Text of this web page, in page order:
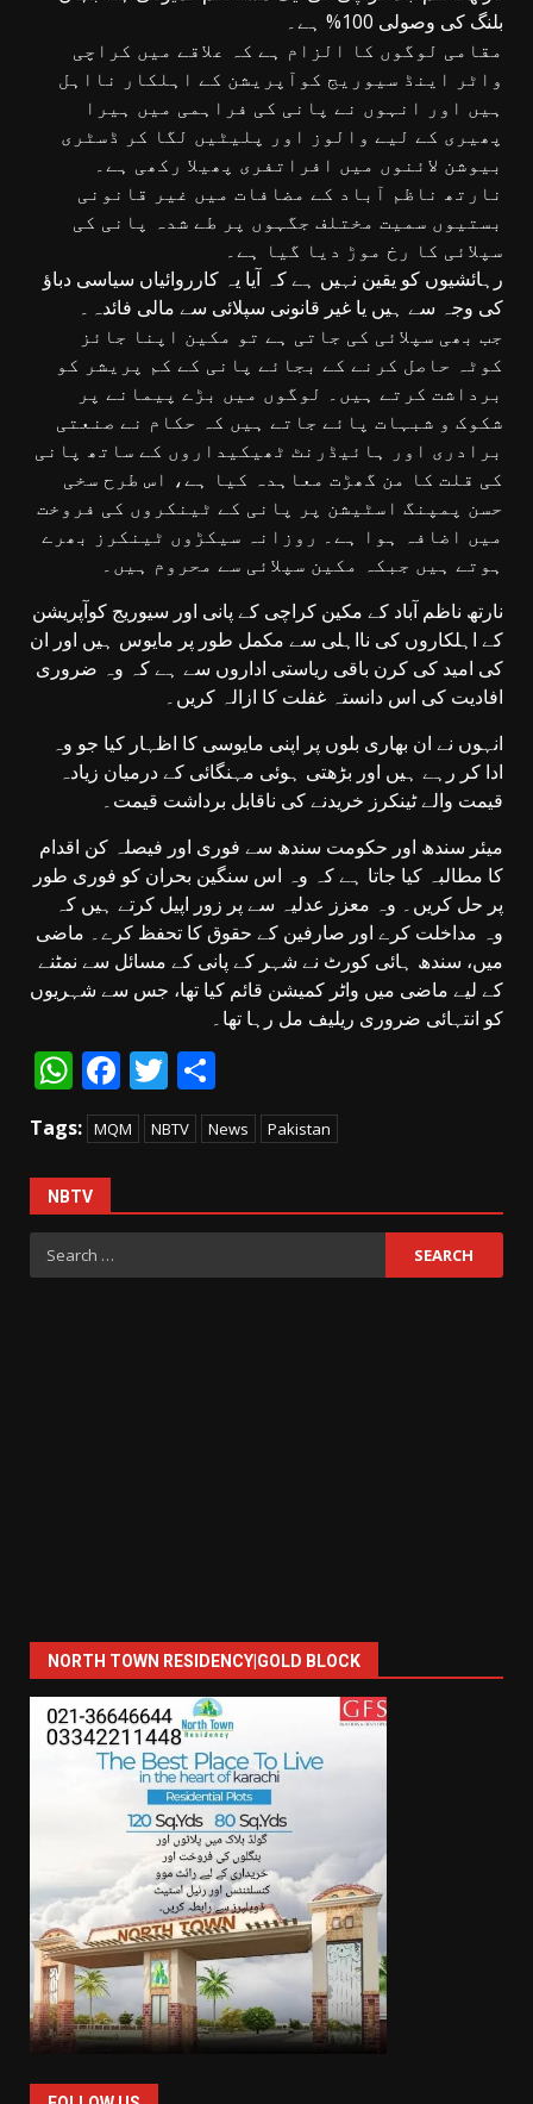
بلنگ کی وصولی 100% ہے۔
مقامی لوگوں کا الزام ہے کہ علاقے میں کراچی
واٹر اینڈ سیوریج کوآپریشن کے اہلکار نااہل
ہیں اور انہوں نے پانی کی فراہمی میں ہیرا
پھیری کے لیے والوز اور پلیٹیں لگا کر ڈسٹری
بیوشن لائنوں میں افراتفری پھیلا رکھی ہے۔
نارتھ ناظم آباد کے مضافات میں غیر قانونی
بستیوں سمیت مختلف جگہوں پر طے شدہ پانی کی
سپلائی کا رخ موڑ دیا گیا ہے۔
رہائشیوں کو یقین نہیں ہے کہ آیا یہ کارروائیاں سیاسی دباؤ
کی وجہ سے ہیں یا غیر قانونی سپلائی سے مالی فائدہ۔
جب بھی سپلائی کی جاتی ہے تو مکین اپنا جائز
کوٹہ حاصل کرنے کے بجائے پانی کے کم پریشر کو
برداشت کرتے ہیں۔ لوگوں میں بڑے پیمانے پر
شکوک و شبہات پائے جاتے ہیں کہ حکام نے صنعتی
برادری اور ہائیڈرنٹ ٹھیکیداروں کے ساتھ پانی
کی قلت کا من گھڑت معاہدہ کیا ہے، اس طرح سخی
حسن پمپنگ اسٹیشن پر پانی کے ٹینکروں کی فروخت
میں اضافہ ہوا ہے۔ روزانہ سیکڑوں ٹینکرز بھرے
ہوتے ہیں جبکہ مکین سپلائی سے محروم ہیں۔
نارتھ ناظم آباد کے مکین کراچی کے پانی اور سیوریج کوآپریشن
کے اہلکاروں کی نااہلی سے مکمل طور پر مایوس ہیں اور ان
کی امید کی کرن باقی ریاستی اداروں سے ہے کہ وہ ضروری
افادیت کی اس دانستہ غفلت کا ازالہ کریں۔
انہوں نے ان بھاری بلوں پر اپنی مایوسی کا اظہار کیا جو وہ
ادا کر رہے ہیں اور بڑھتی ہوئی مہنگائی کے درمیان زیادہ
قیمت والے ٹینکرز خریدنے کی ناقابل برداشت قیمت۔
میئر سندھ اور حکومت سندھ سے فوری اور فیصلہ کن اقدام
کا مطالبہ کیا جاتا ہے کہ وہ اس سنگین بحران کو فوری طور
پر حل کریں۔ وہ معزز عدلیہ سے پر زور اپیل کرتے ہیں کہ
وہ مداخلت کرے اور صارفین کے حقوق کا تحفظ کرے۔ ماضی
میں، سندھ ہائی کورٹ نے شہر کے پانی کے مسائل سے نمٹنے
کے لیے ماضی میں واٹر کمیشن قائم کیا تھا، جس سے شہریوں
کو انتہائی ضروری ریلیف مل رہا تھا۔
WhatsApp
Facebook
Twitter
Tags: MQM NBTV News Pakistan
NBTV
Search
for:
NORTH TOWN RESIDENCY|GOLD BLOCK